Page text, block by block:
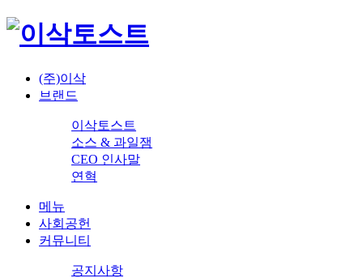
(주)이삭
브랜드
이삭토스트
소스 & 과일잼
CEO 인사말
연혁
메뉴
사회공헌
커뮤니티
공지사항